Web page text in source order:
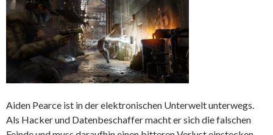
Aiden Pearce ist in der elektronischen Unterwelt unterwegs.
Als Hacker und Datenbeschaffer macht er sich die falschen